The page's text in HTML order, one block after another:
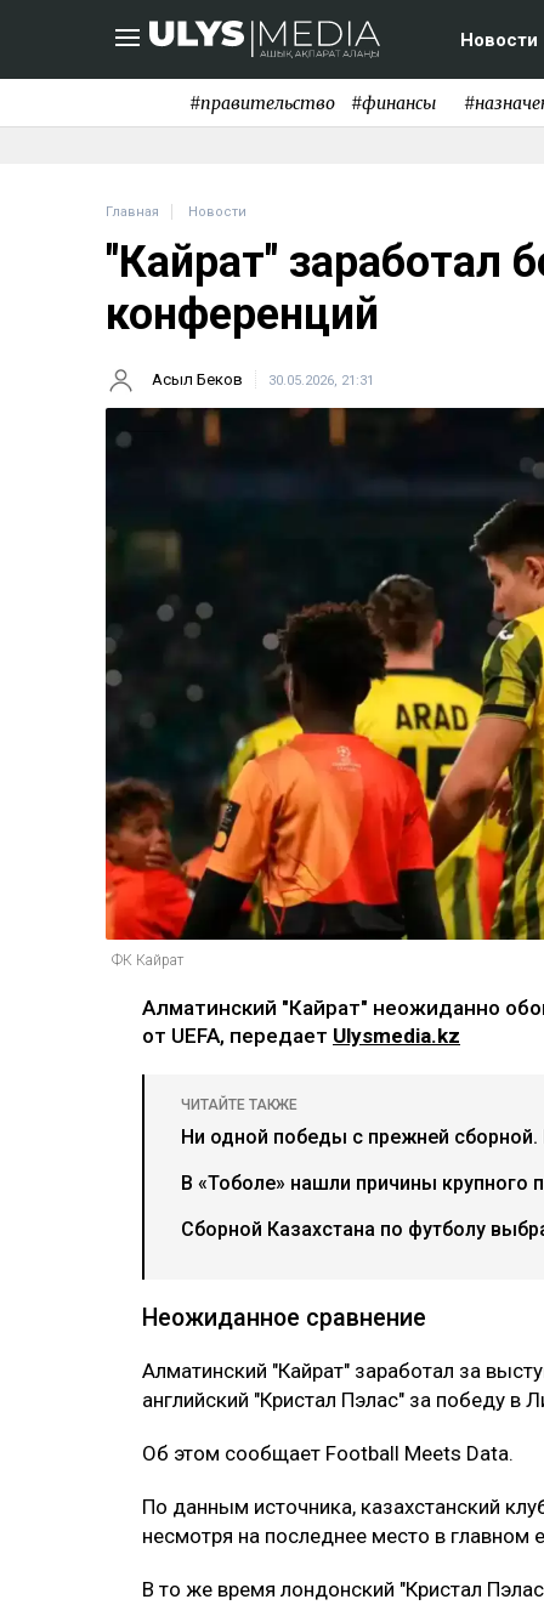
Новости
#правительство #финансы
Главная Новости
"Кайрат" заработал
конференций
Асыл Беков 30.05.2026, 21:31
ФК Кайрат
Алматинский "Кайрат" неожиданно
от UEFA, передает Ulysmedia.kz
ЧИТАЙТЕ ТАКЖЕ
Ни одной победы с прежней
В «Тоболе» нашли причины крупного
Сборной Казахстана по футболу
Неожиданное сравнение
Алматинский "Кайрат" заработал за
английский "Кристал Пэлас" за победу в
Об этом сообщает Football Meets Data.
По данным источника, казахстанский
несмотря на последнее место в главном
В то же время лондонский "Кристал